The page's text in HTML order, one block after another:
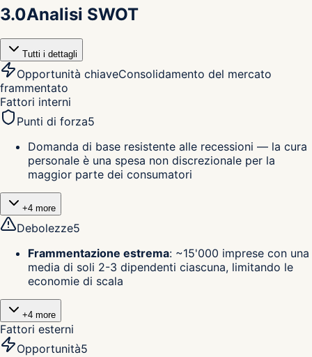
3.0Analisi SWOT
Tutti i dettagli
Opportunità chiaveConsolidamento del mercato
frammentato
Fattori interni
Punti di forza5
Domanda di base resistente alle recessioni — la cura
personale è una spesa non discrezionale per la
maggior parte dei consumatori
+4 more
Debolezze5
Frammentazione estrema: ~15'000 imprese con una
media di soli 2-3 dipendenti ciascuna, limitando le
economie di scala
+4 more
Fattori esterni
Opportunità5